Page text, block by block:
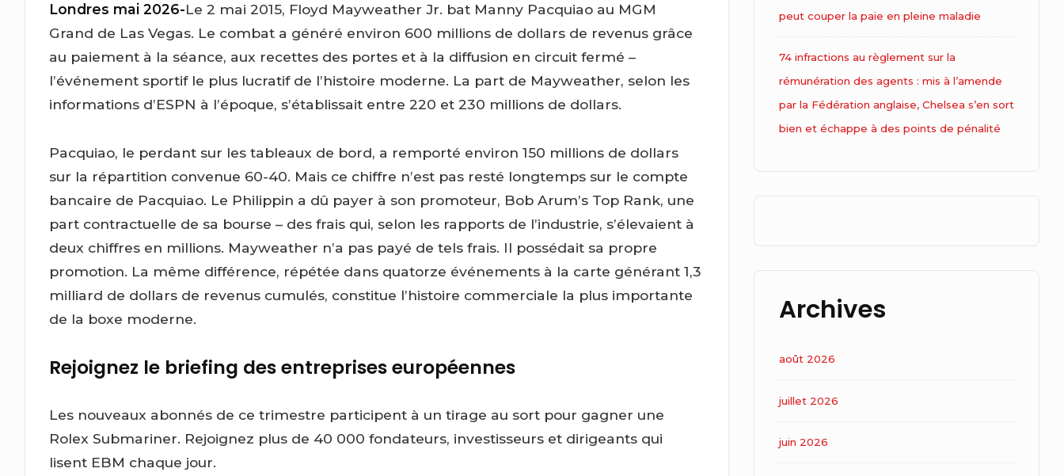
Londres mai 2026-Le 2 mai 2015, Floyd Mayweather Jr. bat Manny Pacquiao au MGM
Grand de Las Vegas. Le combat a généré environ 600 millions de dollars de revenus grâce
au paiement à la séance, aux recettes des portes et à la diffusion en circuit fermé –
l’événement sportif le plus lucratif de l’histoire moderne. La part de Mayweather, selon les
informations d’ESPN à l’époque, s’établissait entre 220 et 230 millions de dollars.
Pacquiao, le perdant sur les tableaux de bord, a remporté environ 150 millions de dollars
sur la répartition convenue 60-40. Mais ce chiffre n’est pas resté longtemps sur le compte
bancaire de Pacquiao. Le Philippin a dû payer à son promoteur, Bob Arum’s Top Rank, une
part contractuelle de sa bourse – des frais qui, selon les rapports de l’industrie, s’élevaient à
deux chiffres en millions. Mayweather n’a pas payé de tels frais. Il possédait sa propre
promotion. La même différence, répétée dans quatorze événements à la carte générant 1,3
milliard de dollars de revenus cumulés, constitue l’histoire commerciale la plus importante
de la boxe moderne.
Rejoignez le briefing des entreprises européennes
Les nouveaux abonnés de ce trimestre participent à un tirage au sort pour gagner une
Rolex Submariner. Rejoignez plus de 40 000 fondateurs, investisseurs et dirigeants qui
lisent EBM chaque jour.
peut couper la paie en pleine maladie
74 infractions au règlement sur la
rémunération des agents : mis à l’amende
par la Fédération anglaise, Chelsea s’en sort
bien et échappe à des points de pénalité
Archives
août 2026
juillet 2026
juin 2026